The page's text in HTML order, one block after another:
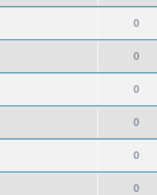
0
0
0
0
0
0